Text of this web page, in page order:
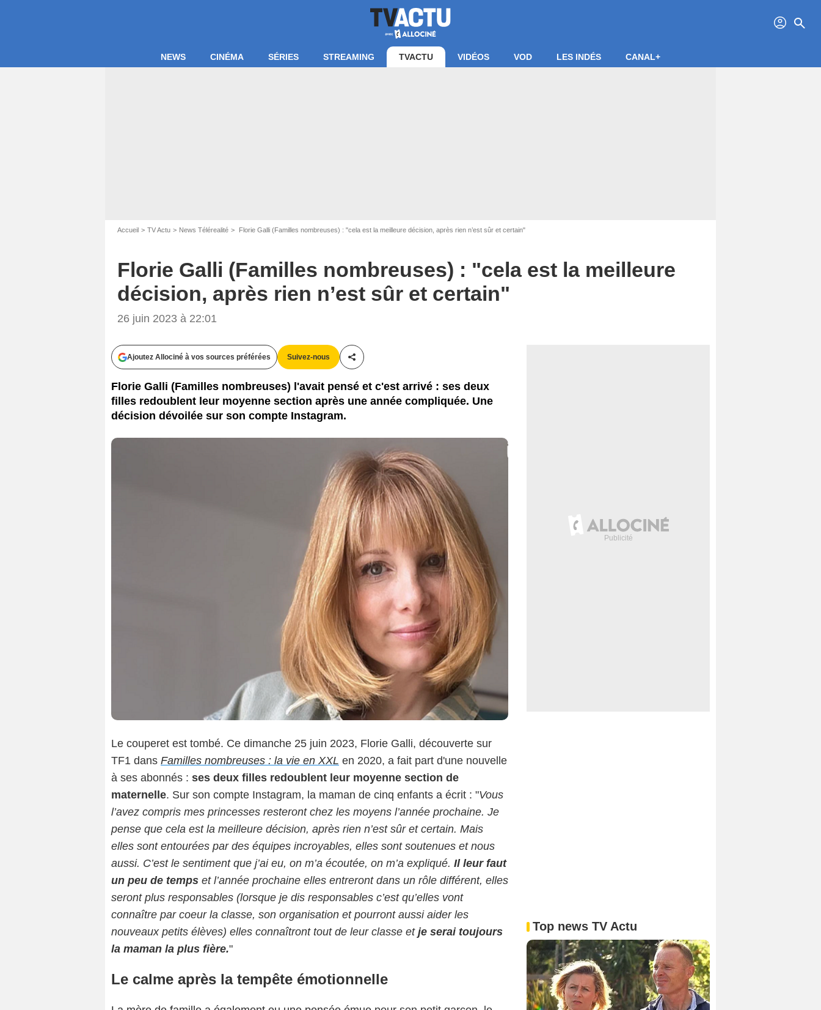
profil search
NEWS CINÉMA SÉRIES STREAMING TVACTU VIDÉOS VOD LES INDÉS CANAL+
Accueil TV Actu News Télérealité Florie Galli (Familles nombreuses) : "cela est la meilleure décision, après rien n’est sûr et certain"
Florie Galli (Familles nombreuses) : "cela est la meilleure
décision, après rien n’est sûr et certain"
26 juin 2023 à 22:01
Ajoutez Allociné à vos sources préférées Suivez-nous
Partager cet article
Florie Galli (Familles nombreuses) l'avait pensé et c'est arrivé : ses deux
filles redoublent leur moyenne section après une année compliquée. Une
décision dévoilée sur son compte Instagram.
Le couperet est tombé. Ce dimanche 25 juin 2023, Florie Galli, découverte sur
TF1 dans Familles nombreuses : la vie en XXL en 2020, a fait part d'une nouvelle
à ses abonnés : ses deux filles redoublent leur moyenne section de
maternelle. Sur son compte Instagram, la maman de cinq enfants a écrit : "Vous
l’avez compris mes princesses resteront chez les moyens l’année prochaine. Je
pense que cela est la meilleure décision, après rien n’est sûr et certain. Mais
elles sont entourées par des équipes incroyables, elles sont soutenues et nous
aussi. C’est le sentiment que j’ai eu, on m’a écoutée, on m’a expliqué. Il leur faut
un peu de temps et l’année prochaine elles entreront dans un rôle différent, elles
seront plus responsables (lorsque je dis responsables c’est qu’elles vont
connaître par coeur la classe, son organisation et pourront aussi aider les
nouveaux petits élèves) elles connaîtront tout de leur classe et je serai toujours
la maman la plus fière."
Le calme après la tempête émotionnelle
Top news TV Actu